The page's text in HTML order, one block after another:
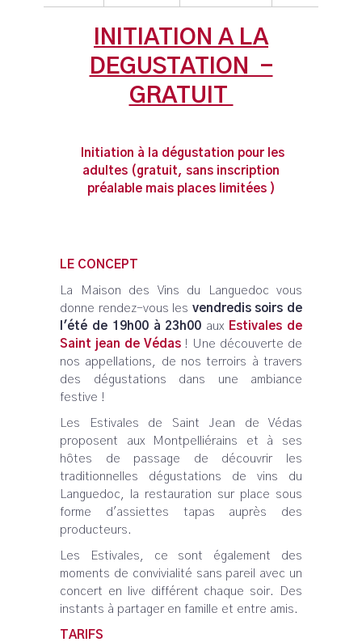
INITIATION A LA
DEGUSTATION -
GRATUIT
Initiation à la dégustation pour les
adultes (gratuit, sans inscription
préalable mais places limitées )
LE CONCEPT
La Maison des Vins du Languedoc vous
donne rendez-vous les vendredis soirs de
l'été de 19h00 à 23h00 aux Estivales de
Saint jean de Védas! Une découverte de
nos appellations, de nos terroirs à travers
des dégustations dans une ambiance
festive !
Les Estivales de Saint Jean de Védas
proposent aux Montpelliérains et à ses
hôtes de passage de découvrir les
traditionnelles dégustations de vins du
Languedoc, la restauration sur place sous
forme d'assiettes tapas auprès des
producteurs.
Les Estivales, ce sont également des
moments de convivialité sans pareil avec un
concert en live différent chaque soir. Des
instants à partager en famille et entre amis.
TARIFS